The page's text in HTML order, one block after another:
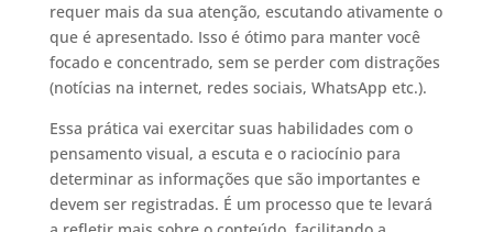
requer mais da sua atenção, escutando ativamente o
que é apresentado. Isso é ótimo para manter você
focado e concentrado, sem se perder com distrações
(notícias na internet, redes sociais, WhatsApp etc.).
Essa prática vai exercitar suas habilidades com o
pensamento visual, a escuta e o raciocínio para
determinar as informações que são importantes e
devem ser registradas. É um processo que te levará